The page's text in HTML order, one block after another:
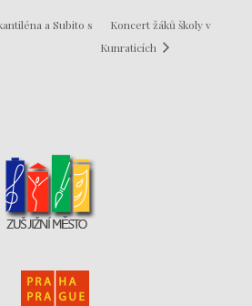
a Subito s
Koncert žáků školy v
Kunraticích